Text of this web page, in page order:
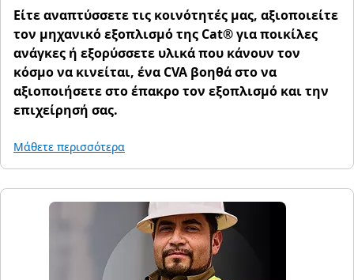
Είτε αναπτύσσετε τις κοινότητές μας, αξιοποιείτε
τον μηχανικό εξοπλισμό της Cat® για ποικίλες
ανάγκες ή εξορύσσετε υλικά που κάνουν τον
κόσμο να κινείται, ένα CVA βοηθά στο να
αξιοποιήσετε στο έπακρο τον εξοπλισμό και την
επιχείρησή σας.
Μάθετε περισσότερα